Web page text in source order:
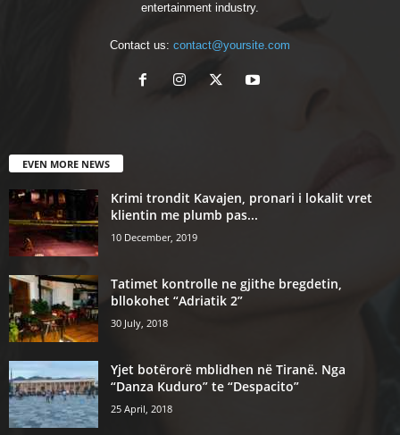
entertainment industry.
Contact us: contact@yoursite.com
EVEN MORE NEWS
Krimi trondit Kavajen, pronari i lokalit vret
klientin me plumb pas...
10 December, 2019
Tatimet kontrolle ne gjithe bregdetin,
bllokohet “Adriatik 2”
30 July, 2018
Yjet botërorë mblidhen në Tiranë. Nga
“Danza Kuduro” te “Despacito”
25 April, 2018